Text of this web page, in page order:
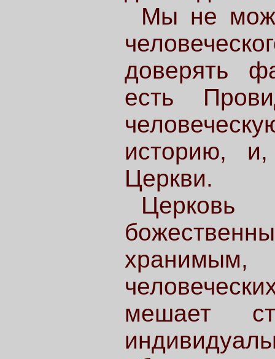
Мы не
доверять
есть
историю,
Церкви.
Церковь
мешает